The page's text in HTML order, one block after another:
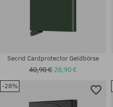
Secrid Cardprotector Geldbörse
40,90 € 28,90 €
-28%